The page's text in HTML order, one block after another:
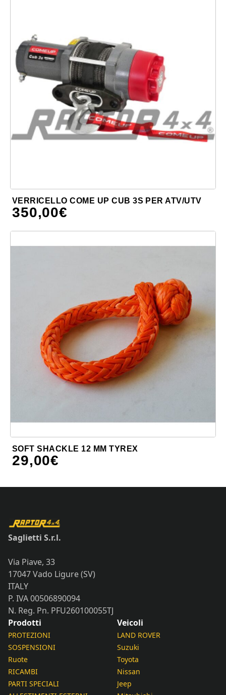
VERRICELLO COME UP CUB 3S PER ATV/UTV
350,00€
SOFT SHACKLE 12 MM TYREX
29,00€
Saglietti S.r.l.
Via Piave, 33
17047 Vado Ligure (SV)
ITALY
P. IVA 00506890094
N. Reg. Pn. PFU260100055TJ
Prodotti
PROTEZIONI
SOSPENSIONI
Ruote
RICAMBI
PARTI SPECIALI
Veicoli
LAND ROVER
Suzuki
Toyota
Nissan
Jeep